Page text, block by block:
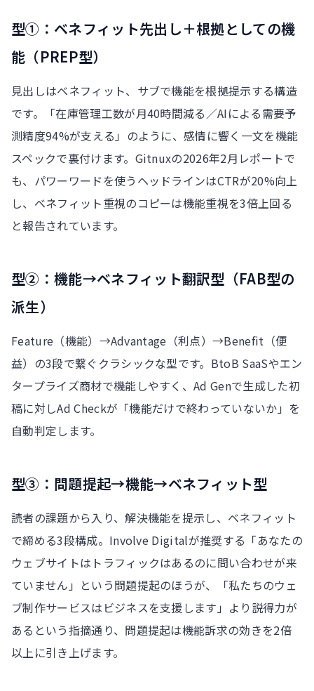
型①：ベネフィット先出し＋根拠としての機
能（PREP型）
見出しはベネフィット、サブで機能を根拠提示する構造
です。「在庫管理工数が月40時間減る／AIによる需要予
測精度94%が支える」のように、感情に響く一文を機能
スペックで裏付けます。Gitnuxの2026年2月レポートで
も、パワーワードを使うヘッドラインはCTRが20%向上
し、ベネフィット重視のコピーは機能重視を3倍上回る
と報告されています。
型②：機能→ベネフィット翻訳型（FAB型の
派生）
Feature（機能）→Advantage（利点）→Benefit（便
益）の3段で繋ぐクラシックな型です。BtoB SaaSやエン
タープライズ商材で機能しやすく、Ad Genで生成した初
稿に対しAd Checkが「機能だけで終わっていないか」を
自動判定します。
型③：問題提起→機能→ベネフィット型
読者の課題から入り、解決機能を提示し、ベネフィット
で締める3段構成。Involve Digitalが推奨する「あなたの
ウェブサイトはトラフィックはあるのに問い合わせが来
ていません」という問題提起のほうが、「私たちのウェ
ブ制作サービスはビジネスを支援します」より説得力が
あるという指摘通り、問題提起は機能訴求の効きを2倍
以上に引き上げます。